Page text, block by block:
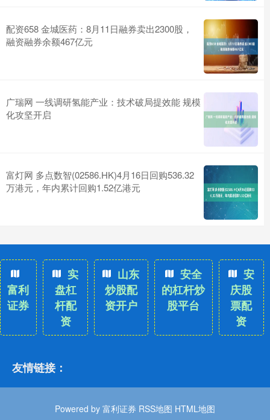
配资658 金城医药：8月11日融券卖出2300股，
融资融券余额467亿元
广瑞网 一线调研氢能产业：技术破局提效能 规模
化攻坚开启
富灯网 多点数智(02586.HK)4月16日回购536.32
万港元，年内累计回购1.52亿港元
富利
证券
实
盘杠
杆配
资
山东
炒股配
资开户
安全
的杠杆炒
股平台
安
庆股
票配
资
友情链接：
Powered by 富利证券 RSS地图 HTML地图